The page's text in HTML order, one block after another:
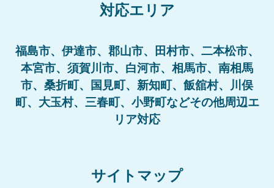
対応エリア
福島市、伊達市、郡山市、田村市、二本松市、
本宮市、須賀川市、白河市、相馬市、南相馬
市、桑折町、国見町、新知町、飯舘村、川俣
町、大玉村、三春町、小野町などその他周辺エ
リア対応
サイトマップ